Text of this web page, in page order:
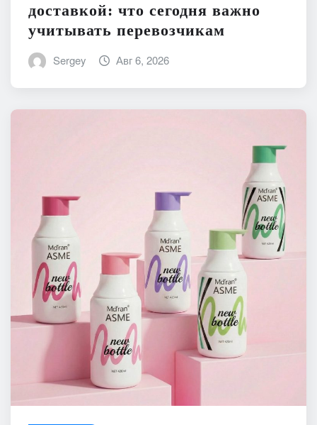
доставкой: что сегодня важно
учитывать перевозчикам
Sergey Авг 6, 2026